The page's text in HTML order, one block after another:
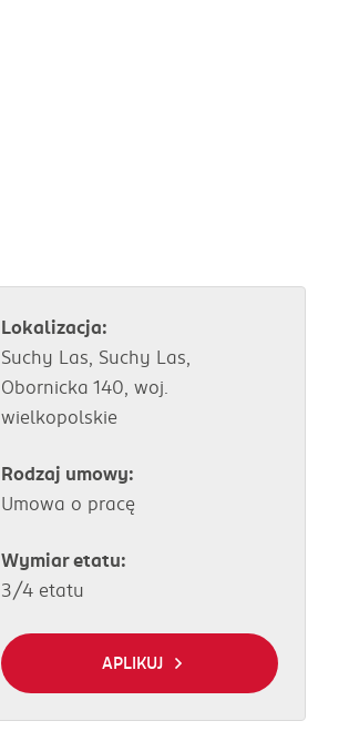
Lokalizacja:
Suchy Las, Suchy Las,
Obornicka 140, woj.
wielkopolskie
Rodzaj umowy:
Umowa o pracę
Wymiar etatu:
3/4 etatu
APLIKUJ